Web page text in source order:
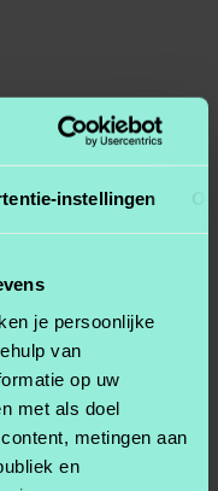
instellingen
je persoonlijke
van
op uw
met als doel
metingen aan
en
Dat zijn de 2 grootste
gratis laten om ook
tool is niet voor de
voor het groter of
juist omdat Pixlr
en zeer geschikt